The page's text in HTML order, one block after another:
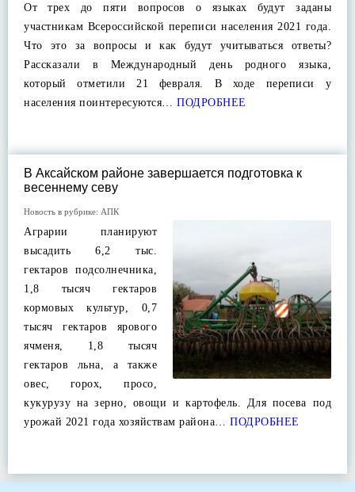
От трех до пяти вопросов о языках будут заданы
участникам Всероссийской переписи населения 2021 года.
Что это за вопросы и как будут учитываться ответы?
Рассказали в Международный день родного языка,
который отметили 21 февраля. В ходе переписи у
населения поинтересуются… ПОДРОБНЕЕ
В Аксайском районе завершается подготовка к
весеннему севу
Новость в рубрике: АПК
Аграрии планируют
высадить 6,2 тыс.
гектаров подсолнечника,
1,8 тысяч гектаров
кормовых культур, 0,7
тысяч гектаров ярового
ячменя, 1,8 тысяч
гектаров льна, а также
овес, горох, просо,
кукурузу на зерно, овощи и картофель. Для посева под
урожай 2021 года хозяйствам района… ПОДРОБНЕЕ